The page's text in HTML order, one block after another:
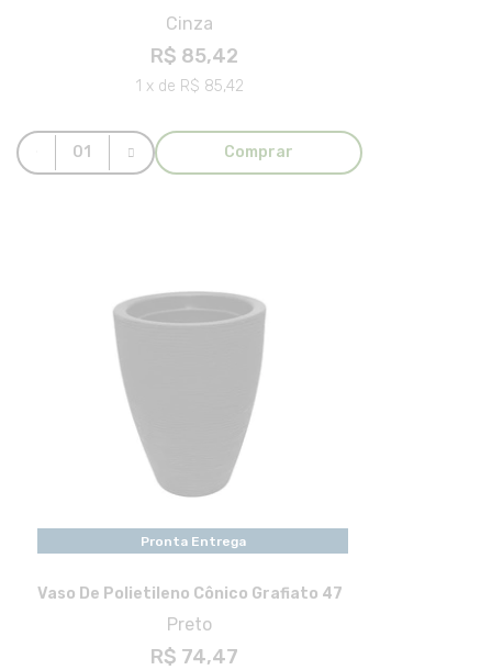
Cinza
R$ 85,42
1 x de R$ 85,42
Comprar
Pronta Entrega
Vaso De Polietileno Cônico Grafiato 47
Preto
R$ 74,47